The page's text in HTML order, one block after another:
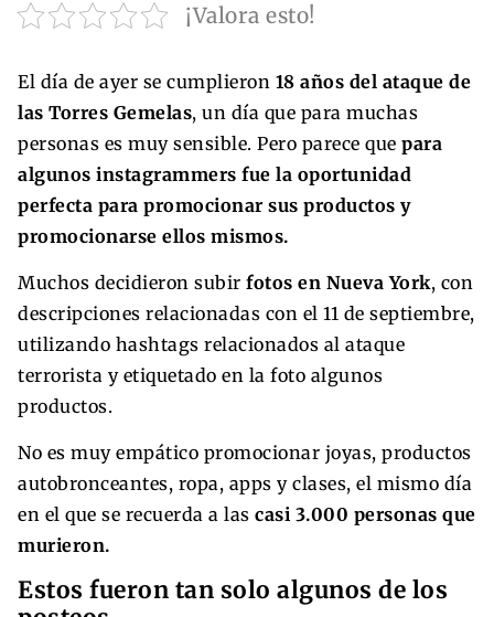
¡Valora esto!
El día de ayer se cumplieron 18 años del ataque de
las Torres Gemelas, un día que para muchas
personas es muy sensible. Pero parece que para
algunos instagrammers fue la oportunidad
perfecta para promocionar sus productos y
promocionarse ellos mismos.
Muchos decidieron subir fotos en Nueva York, con
descripciones relacionadas con el 11 de septiembre,
utilizando hashtags relacionados al ataque
terrorista y etiquetado en la foto algunos
productos.
No es muy empático promocionar joyas, productos
autobronceantes, ropa, apps y clases, el mismo día
en el que se recuerda a las casi 3.000 personas que
murieron.
Estos fueron tan solo algunos de los